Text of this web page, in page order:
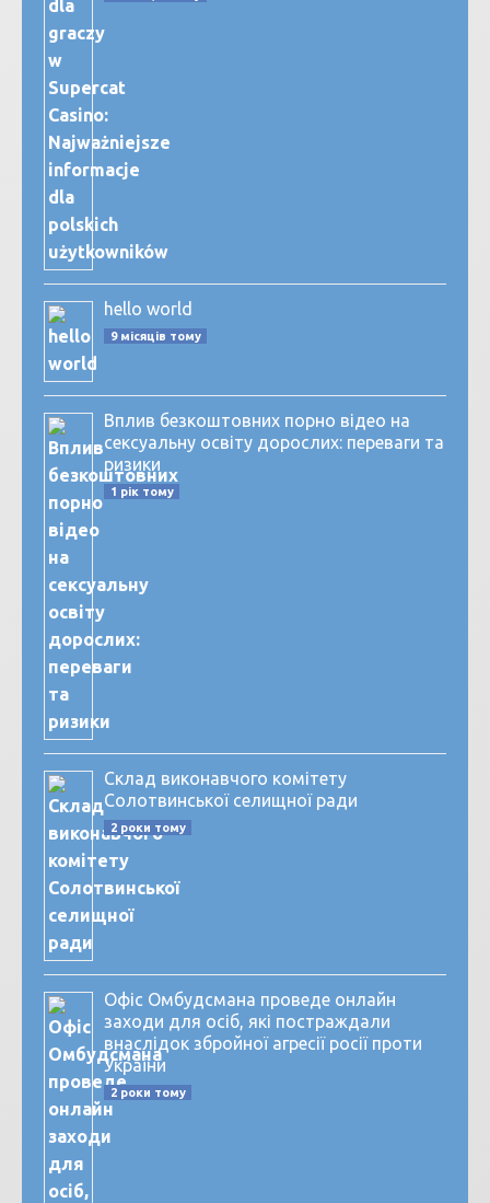
hello world
9 місяців тому
Вплив безкоштовних порно відео на
сексуальну освіту дорослих: переваги та
ризики
1 рік тому
Склад виконавчого комітету
Солотвинської селищної ради
2 роки тому
Офіс Омбудсмана проведе онлайн
заходи для осіб, які постраждали
внаслідок збройної агресії росії проти
України
2 роки тому